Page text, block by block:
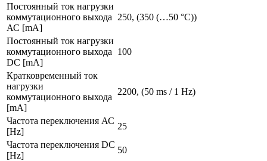
Постоянный ток нагрузки
коммутационного выхода
АС [mA]
250, (350 (…50 °C))
Постоянный ток нагрузки
коммутационного выхода
DC [mA]
100
Кратковременный ток
нагрузки
коммутационного выхода
[mA]
2200, (50 ms / 1 Hz)
Частота переключения АС
[Hz]
25
Частота переключения DC
[Hz]
50